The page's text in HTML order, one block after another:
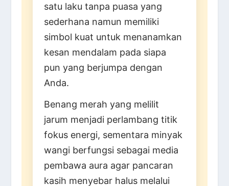
satu laku tanpa puasa yang
sederhana namun memiliki
simbol kuat untuk menanamkan
kesan mendalam pada siapa
pun yang berjumpa dengan
Anda.
Benang merah yang melilit
jarum menjadi perlambang titik
fokus energi, sementara minyak
wangi berfungsi sebagai media
pembawa aura agar pancaran
kasih menyebar halus melalui